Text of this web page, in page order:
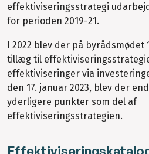
effektiviseringsstrategi
for perioden 2019-21.
I 2022 blev der på byrådsmødet
tillæg til
effektiviseringer via
den 17. januar 2023, blev der
yderligere punkter som del af
effektiviseringsstrategien.